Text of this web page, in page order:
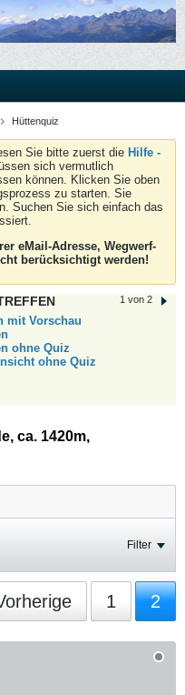
Hüttenquiz
Sie bitte zuerst die Hilfe -
sich vermutlich
können. Klicken Sie oben
zu starten. Sie
Suchen Sie sich einfach das
eMail-Adresse, Wegwerf-
berücksichtigt werden!
1 von 2
mit Vorschau
ohne Quiz
ohne Quiz
ca. 1420m,
Filter
1 2